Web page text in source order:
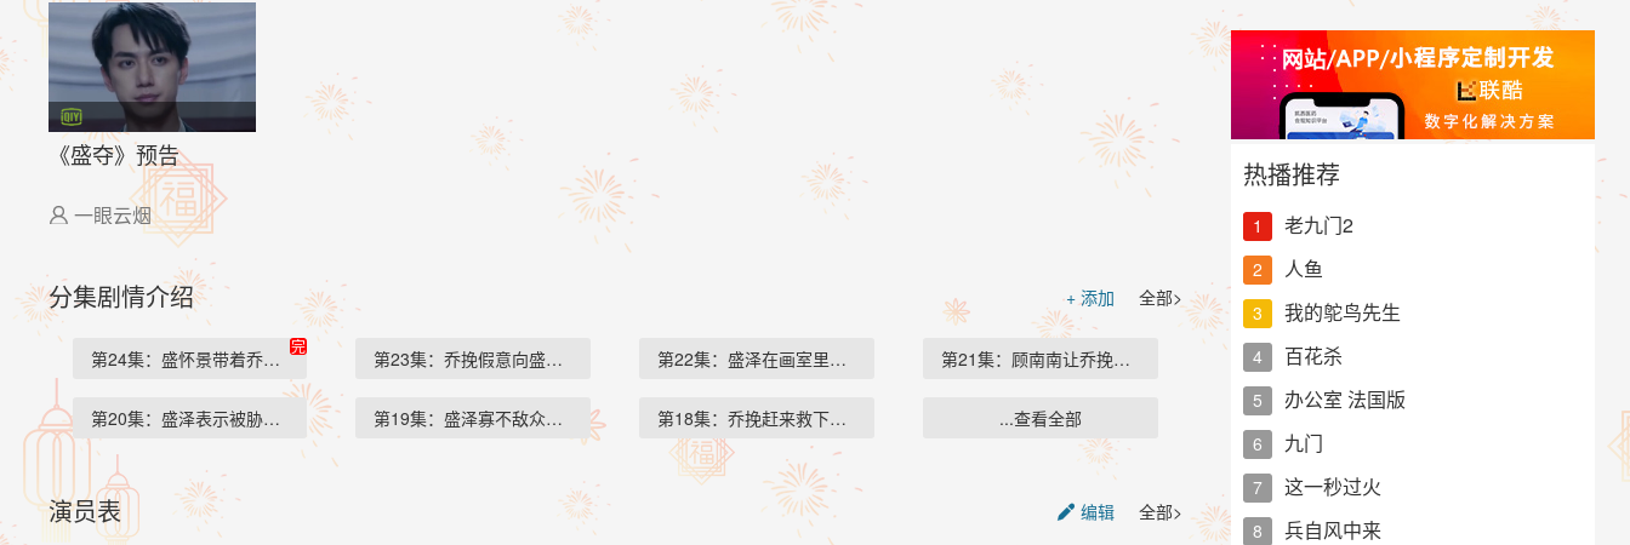
《盛夺》预告
 一眼云烟
全部>
+ 添加
分集剧情介绍
第24集：盛怀景带着乔挽…
完
第23集：乔挽假意向盛怀… 第22集：盛泽在画室里跟… 第21集：顾南南让乔挽不…
第20集：盛泽表示被胁迫… 第19集：盛泽寡不敌众，… 第18集：乔挽赶来救下他… ...查看全部
全部>
 编辑
演员表
热播推荐
1 老九门2
2 人鱼
3 我的鸵鸟先生
4 百花杀
5 办公室 法国版
6 九门
7 这一秒过火
8 兵自风中来